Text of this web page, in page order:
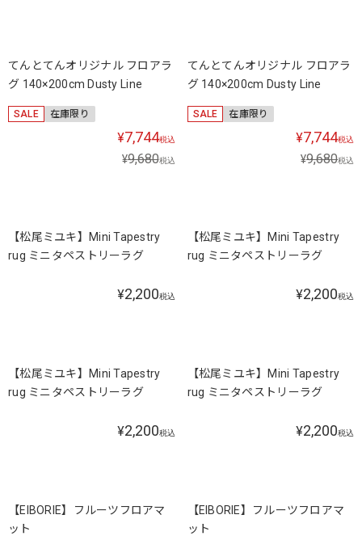
てんとてんオリジナル フロアラ
グ 140×200cm Dusty Line
SALE 在庫限り
¥7,744税込
¥9,680税込
てんとてんオリジナル フロアラ
グ 140×200cm Dusty Line
SALE 在庫限り
¥7,744税込
¥9,680税込
【松尾ミユキ】Mini Tapestry
rug ミニタペストリーラグ
¥2,200税込
【松尾ミユキ】Mini Tapestry
rug ミニタペストリーラグ
¥2,200税込
【松尾ミユキ】Mini Tapestry
rug ミニタペストリーラグ
¥2,200税込
【松尾ミユキ】Mini Tapestry
rug ミニタペストリーラグ
¥2,200税込
【EIBORIE】フルーツフロアマ
ット
【EIBORIE】フルーツフロアマ
ット